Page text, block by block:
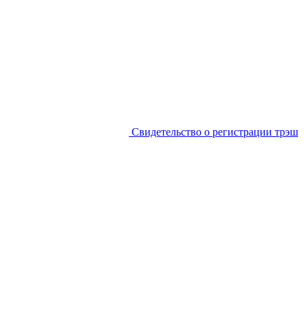
Свидетельство о регистрации трэш